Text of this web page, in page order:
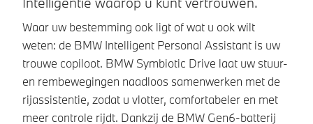
Waar uw bestemming ook ligt of wat u ook wilt
weten: de BMW Intelligent Personal Assistant is uw
trouwe copiloot. BMW Symbiotic Drive laat uw stuur-
en rembewegingen naadloos samenwerken met de
rijassistentie, zodat u vlotter, comfortabeler en met
meer controle rijdt. Dankzij de BMW Gen6-batterij